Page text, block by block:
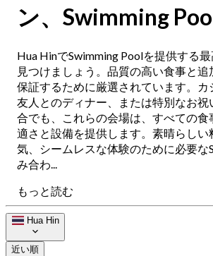
ン、Swimming
Hua HinでSwimming Poolを提供する
見つけましょう。品質の高い食事と
保証するために厳選されています。カ
友人とのディナー、または特別なお
合でも、これらの会場は、すべての
適さと設備を提供します。素晴らしい
気、シームレスな体験のために必要な
み合わ...
もっと読む
Hua Hin
近い順